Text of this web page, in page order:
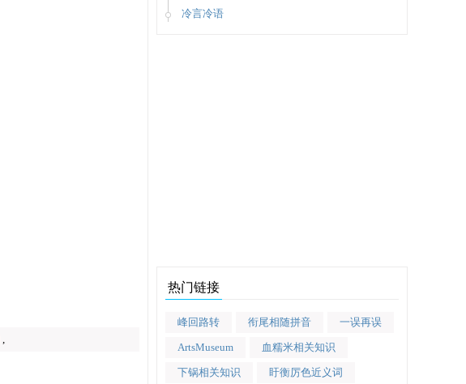
,
冷言冷语
热门链接
峰回路转 衔尾相随拼音 一误再误
ArtsMuseum 血糯米相关知识
下锅相关知识 盱衡厉色近义词